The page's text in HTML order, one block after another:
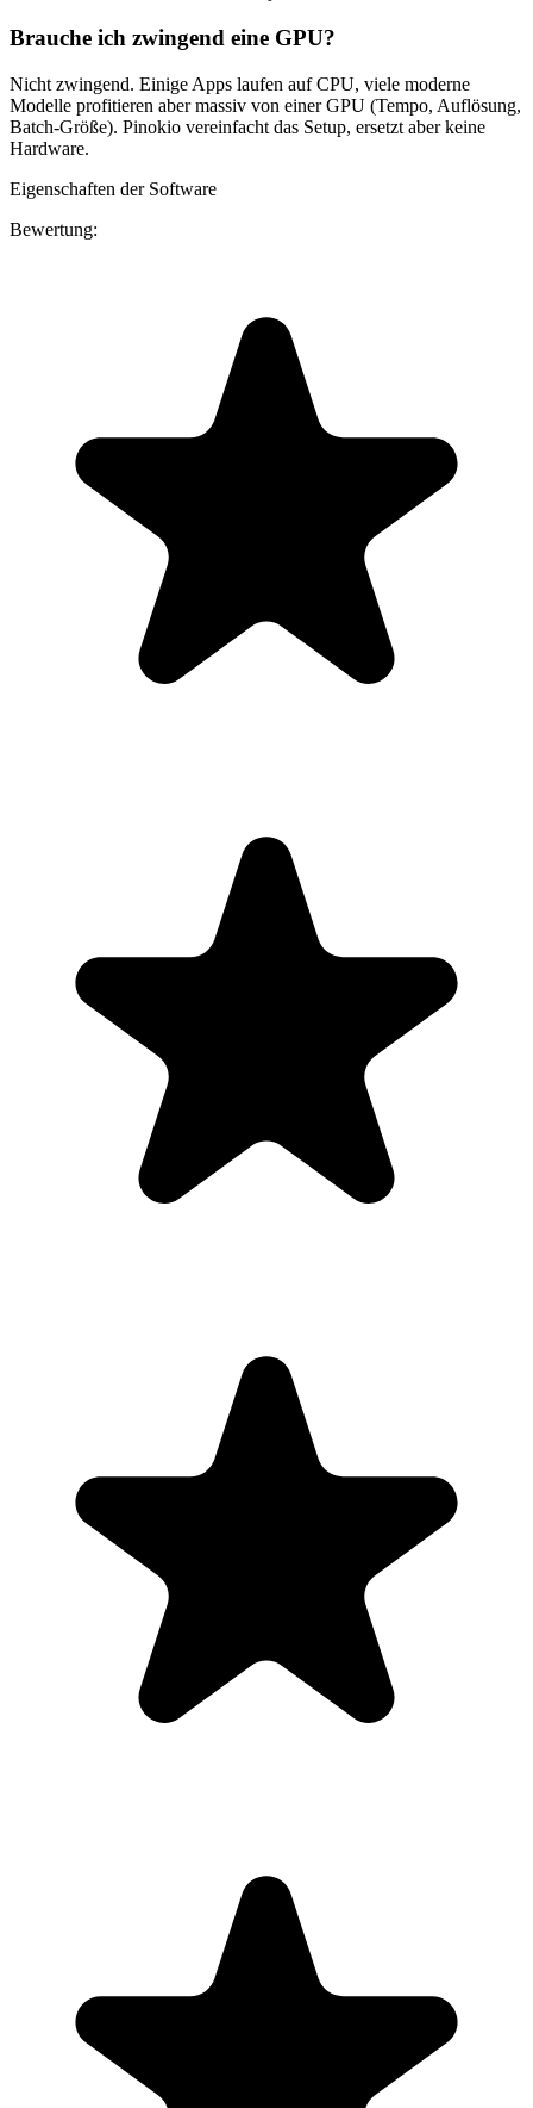
Brauche ich zwingend eine GPU?
Nicht zwingend. Einige Apps laufen auf CPU, viele moderne
Modelle profitieren aber massiv von einer GPU (Tempo, Auflösung,
Batch-Größe). Pinokio vereinfacht das Setup, ersetzt aber keine
Hardware.
Eigenschaften der Software
Bewertung: